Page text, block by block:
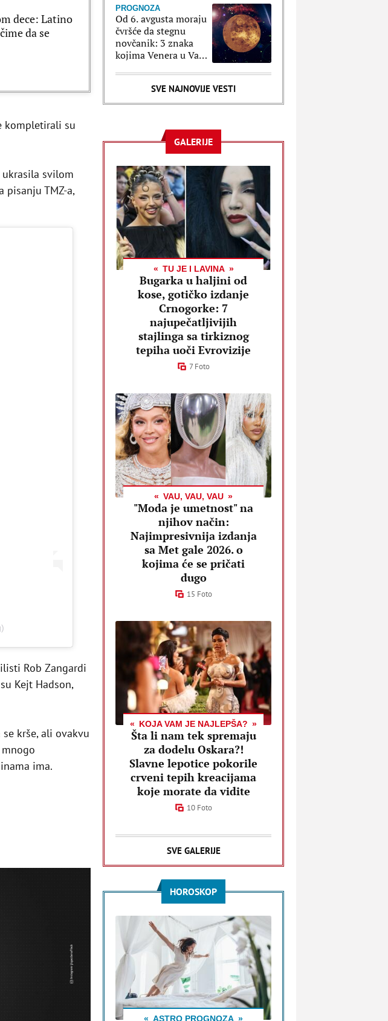
dece: Latino
da se
kompletirali su
svilom
pisanju TMZ-a,
Rob Zangardi
Kejt Hadson,
krše, ali ovakvu
ima.
PROGNOZA
Od 6. avgusta moraju
čvršće da stegnu
novčanik: 3 znaka
kojima Venera u Vagi
troškove i brzopletost
SVE NAJNOVIJE VESTI
GALERIJE
TU JE I LAVINA
Bugarka u haljini od
kose, gotičko izdanje
Crnogorke: 7
najupečatljivijih
stajlinga sa tirkiznog
tepiha uoči Evrovizije
7 Foto
VAU, VAU, VAU
"Moda je umetnost" na
njihov način:
Najimpresivnija izdanja
sa Met gale 2026. o
kojima će se pričati
dugo
15 Foto
KOJA VAM JE NAJLEPŠA?
Šta li nam tek spremaju
za dodelu Oskara?!
Slavne lepotice pokorile
crveni tepih kreacijama
koje morate da vidite
10 Foto
SVE GALERIJE
HOROSKOP
ASTRO PROGNOZA